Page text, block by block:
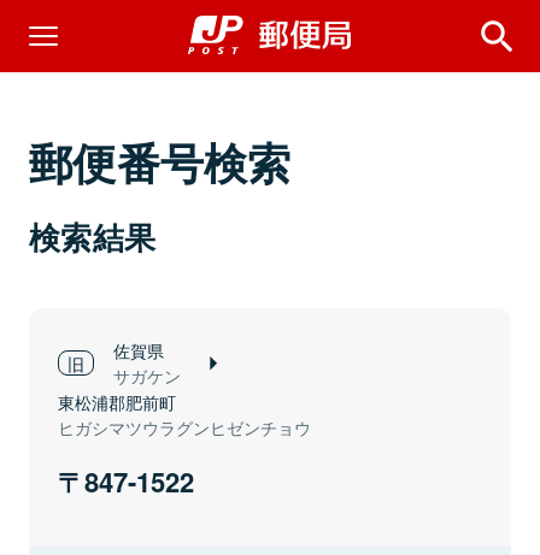
郵便番号検索
検索結果
佐賀県
サガケン
東松浦郡肥前町
ヒガシマツウラグンヒゼンチョウ
847-1522